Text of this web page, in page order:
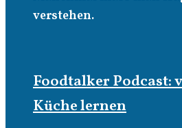
verstehen.
Foodtalker Podcast:
Küche lernen